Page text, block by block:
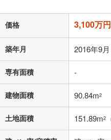
上、ご自身での入力をお願いいた
る値は、実際の金融機関等にお
の金融機関等における貸出金利を
適用した場合の計算結果を表示し
その他月額費用や、初期費用がか
借り入れの際は各金融機関等に
す。
条件によってお借り入れができ
不動産会社に
価格 3,100万円
築年月 2016年9月
専有面積 -
建物面積 90.84m2
土地面積 151.89m2